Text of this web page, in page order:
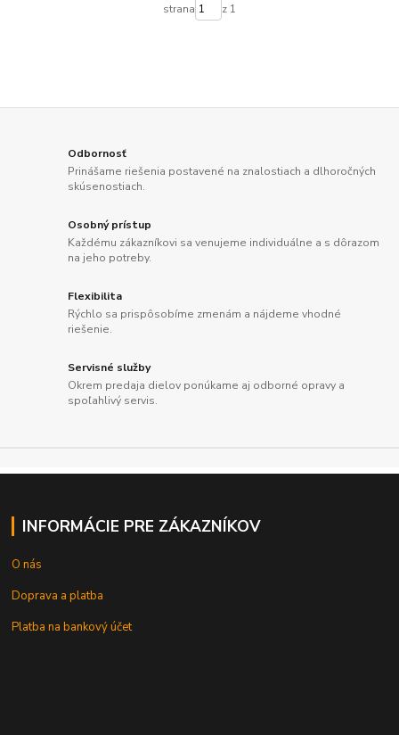
strana z 1
Odbornosť
Prinášame riešenia postavené na znalostiach a dlhoročných
skúsenostiach.
Osobný prístup
Každému zákazníkovi sa venujeme individuálne a s dôrazom
na jeho potreby.
Flexibilita
Rýchlo sa prispôsobíme zmenám a nájdeme vhodné
riešenie.
Servisné služby
Okrem predaja dielov ponúkame aj odborné opravy a
spoľahlivý servis.
INFORMÁCIE PRE ZÁKAZNÍKOV
O nás
Doprava a platba
Platba na bankový účet